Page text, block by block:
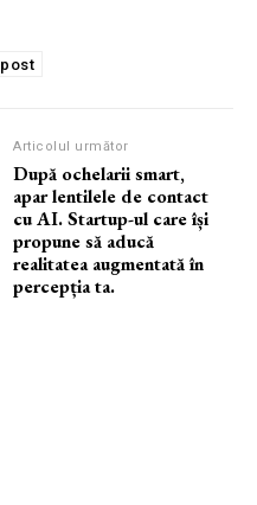
post
Articolul următor
După ochelarii smart,
apar lentilele de contact
cu AI. Startup-ul care își
propune să aducă
realitatea augmentată în
percepția ta.